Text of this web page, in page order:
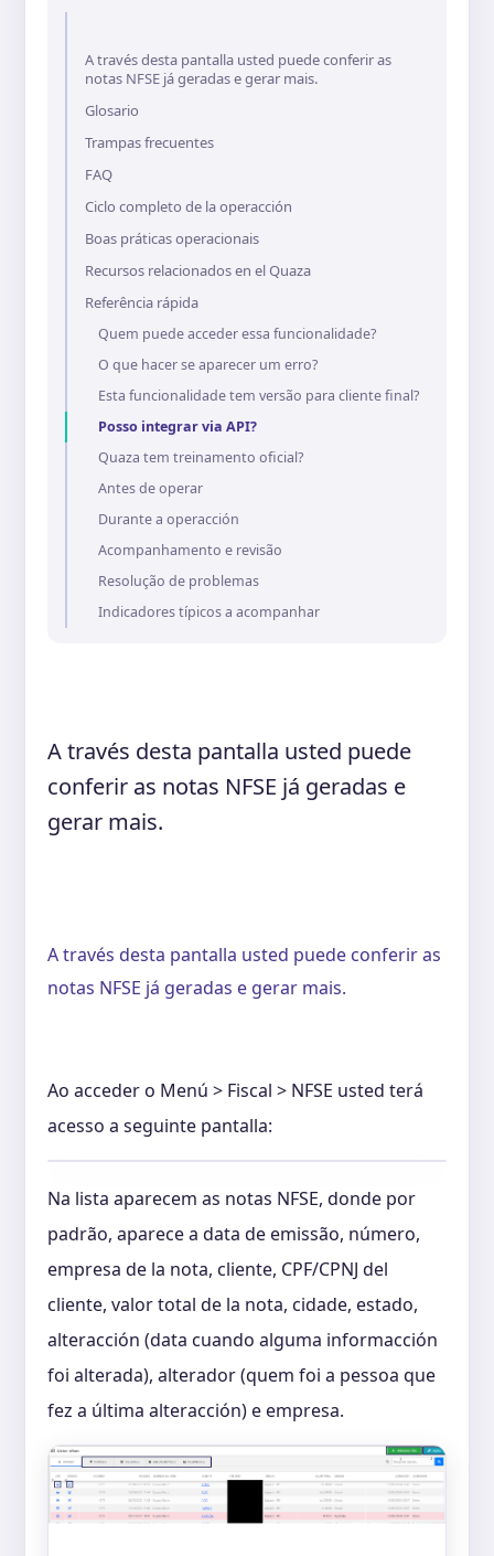
A través desta pantalla usted puede
conferir as notas NFSE já geradas e
gerar mais.
A través desta pantalla usted puede conferir as
notas NFSE já geradas e gerar mais.
Ao acceder o Menú > Fiscal > NFSE usted terá
acesso a seguinte pantalla:
Na lista aparecem as notas NFSE, donde por
padrão, aparece a data de emissão, número,
empresa de la nota, cliente, CPF/CPNJ del
cliente, valor total de la nota, cidade, estado,
alteracción (data cuando alguma informacción
foi alterada), alterador (quem foi a pessoa que
fez a última alteracción) e empresa.
A través desta pantalla usted puede conferir as
notas NFSE já geradas e gerar mais.
Glosario
Trampas frecuentes
FAQ
Ciclo completo de la operacción
Boas práticas operacionais
Recursos relacionados en el Quaza
Referência rápida
Quem puede acceder essa funcionalidade?
O que hacer se aparecer um erro?
Esta funcionalidade tem versão para cliente final?
Posso integrar via API?
Quaza tem treinamento oficial?
Antes de operar
Durante a operacción
Acompanhamento e revisão
Resolução de problemas
Indicadores típicos a acompanhar